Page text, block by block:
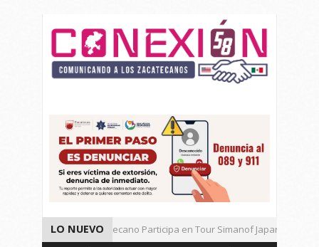
LO NUEVO
Universitario Zacatecano Participa en Tour Simanof Japan 2026
Implementa SAMA Estrategia de Reciclaje con Empresa PetStar